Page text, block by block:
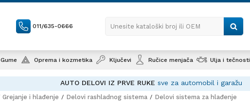
011/635-0666 Unesite kataloški broj ili OEM
Gume Oprema i kozmetika Ključevi Ručice menjača Ulja i tečnosti
AUTO DELOVI IZ PRVE RUKE sve za automobil i garažu
Grejanje i hlađenje Delovi rashladnog sistema Delovi sistema za hlađenje